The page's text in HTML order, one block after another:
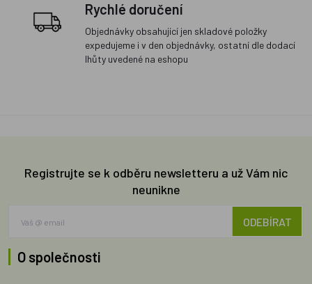
Rychlé doručení
Objednávky obsahující jen skladové položky
expedujeme i v den objednávky, ostatní dle dodací
lhůty uvedené na eshopu
Registrujte se k odběru newsletteru a už Vám nic
neunikne
ODEBÍRAT
O společnosti